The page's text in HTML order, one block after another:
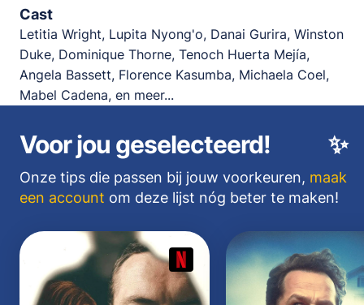
Cast
Letitia Wright, Lupita Nyong'o, Danai Gurira, Winston
Duke, Dominique Thorne, Tenoch Huerta Mejía,
Angela Bassett, Florence Kasumba, Michaela Coel,
Mabel Cadena, en meer...
✨
Voor jou geselecteerd!
Onze tips die passen bij jouw voorkeuren, maak
een account om deze lijst nóg beter te maken!